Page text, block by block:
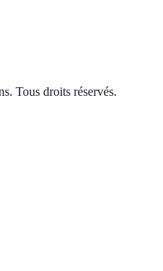
. Tous droits réservés.